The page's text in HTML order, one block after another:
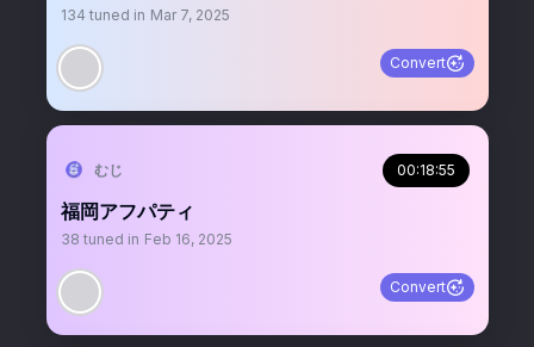
134 tuned in Mar 7, 2025
Convert
むじ 00:18:55
福岡アフパティ
38 tuned in Feb 16, 2025
Convert